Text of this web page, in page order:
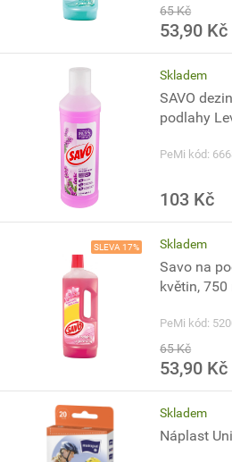
65 Kč
53,90 Kč
Skladem
SAVO
podlahy
PeMi kód:
103 Kč
SLEVA 17% Skladem
Savo na
květin, 750
PeMi kód:
65 Kč
53,90 Kč
Skladem
Náplast